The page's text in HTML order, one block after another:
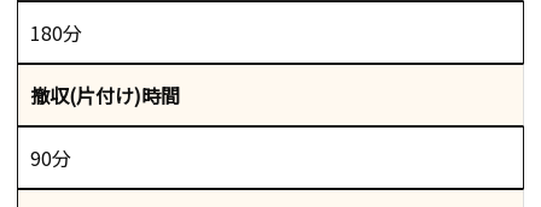
180分
撤収(片付け)時間
90分